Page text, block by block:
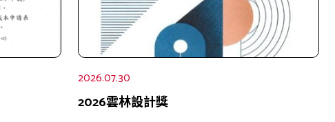
2026.07.30
2026雲林設計獎